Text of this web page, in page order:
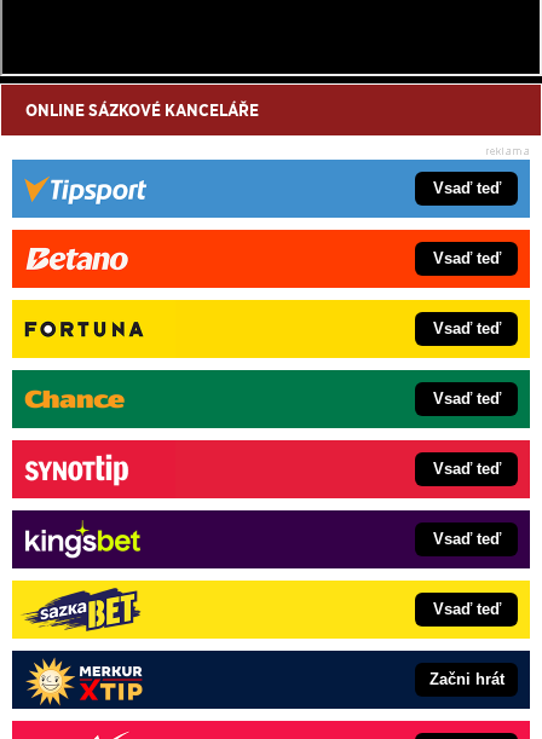
ONLINE SÁZKOVÉ KANCELÁŘE
Vsaď teď
Vsaď teď
Vsaď teď
Vsaď teď
Vsaď teď
Vsaď teď
Vsaď teď
Začni hrát